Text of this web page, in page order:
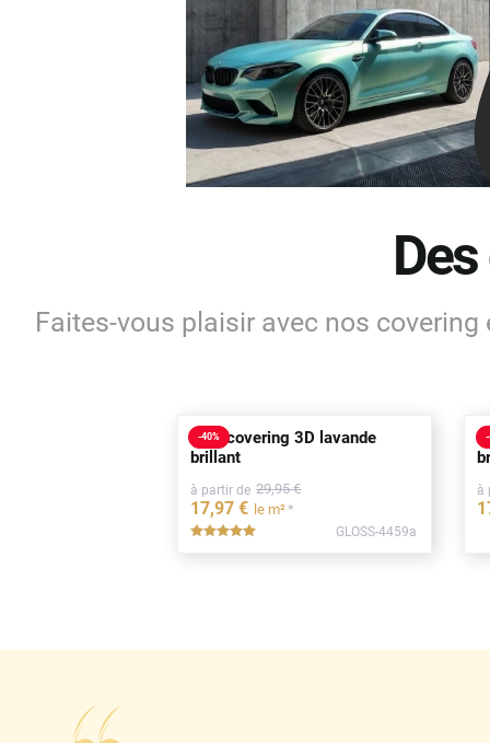
Fiat
Ford
Honda
Mercedes-Benz
Opel
Peugeot
Porsche
Faites-vous plaisir avec nos
-40%
Film covering 3D lavande
brillant
à partir de 29,95 €
17,97 € le m²*
***** GLOSS-4459a
-
à